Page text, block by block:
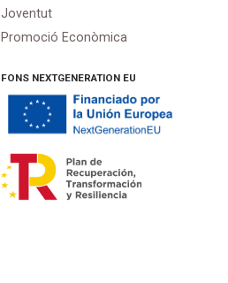
Joventut
Promoció Econòmica
FONS NEXTGENERATION EU